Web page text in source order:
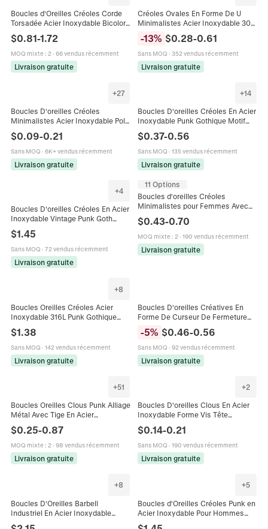
Boucles d'Oreilles Créoles Corde
Torsadée Acier Inoxydable Bicolore
Bijoux pour Femmes
$0.81-1.72
MOQ mixte: 2· 66 vendus récemment
Livraison gratuite
Créoles Ovales En Forme De U
Minimalistes Acier Inoxydable 304
Géométriques Hommes Femmes
Style Punk Rétro
-13% $0.28-0.61
Sans MOQ · 352 vendus récemment
Livraison gratuite
+27
Boucles D'oreilles Créoles
Minimalistes Acier Inoxydable Poli
Géométrique Unisexe Style Punk
Bijoux Accessoires
$0.09-0.21
Sans MOQ · 6K+ vendus récemment
Livraison gratuite
+14
Boucles D'oreilles Créoles En Acier
Inoxydable Punk Gothique Motif
Dragon Boucle D'oreille Pointe
Cône Perle Anneau Bijoux
$0.37-0.56
Sans MOQ · 135 vendus récemment
Livraison gratuite
+4
Boucles D'oreilles Créoles En Acier
Inoxydable Vintage Punk Goth
Spike Motif Serpent Bijoux De
Piercing
$1.45
Sans MOQ · 72 vendus récemment
Livraison gratuite
11 Options
Boucles d'oreilles Créoles
Minimalistes pour Femmes Avec
Tige en Acier Inoxydable Bijoux
Métalliques Circulaires Or Argent
$0.43-0.70
MOQ mixte: 2· 190 vendus récemment
Livraison gratuite
+8
Boucles Oreilles Créoles Acier
Inoxydable 316L Punk Gothique
Crâne Étoile Serpent Rétro Argent
Antique
$1.38
Sans MOQ · 142 vendus récemment
Livraison gratuite
Boucles D'oreilles Créatives En
Forme De Curseur De Fermeture
Éclair Acier Inoxydable 316 Punk
Rock Hip Hop Bijoux Homme
Femme
-5% $0.46-0.56
Sans MOQ · 92 vendus récemment
Livraison gratuite
+51
Boucles Oreilles Clous Punk Alliage
Métal Avec Tige En Acier
Inoxydable Style Hip Hop Vintage
Bijoux Géométriques Homme
Femme
$0.25-0.87
MOQ mixte: 2· 98 vendus récemment
Livraison gratuite
+2
Boucles D'oreilles Clous En Acier
Inoxydable Forme Vis Tête
Cruciforme Punk Hip Hop Bijoux
Homme Femme
$0.14-0.21
Sans MOQ · 190 vendus récemment
Livraison gratuite
+8
Boucles D'Oreilles Barbell
Industriel En Acier Inoxydable
+5
Boucles d'Oreilles Créoles Punk en
Acier Inoxydable Pour Hommes